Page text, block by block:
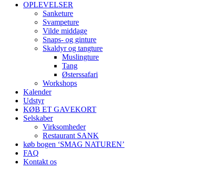
OPLEVELSER
Sanketure
Svampeture
Vilde middage
Snaps- og ginture
Skaldyr og tangture
Muslingture
Tang
Østerssafari
Workshops
Kalender
Udstyr
KØB ET GAVEKORT
Selskaber
Virksomheder
Restaurant SANK
køb bogen ‘SMAG NATUREN’
FAQ
Kontakt os